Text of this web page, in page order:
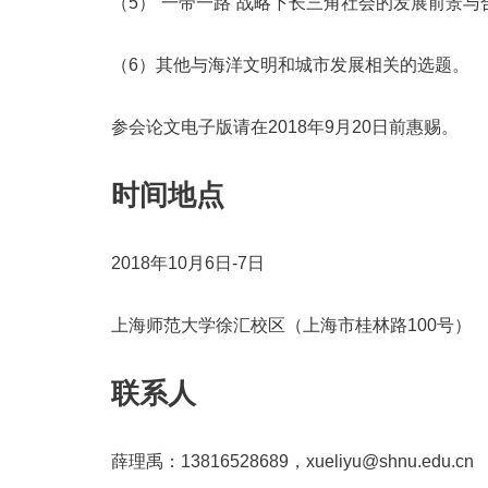
（6）其他与海洋文明和城市发展相关的选题。
参会论文电子版请在2018年9月 20日前惠赐。
时间地点
2018年10月6日-7日
上海师范大学徐汇校区（上海市桂林路100号）
联系人
薛理禹： 13816528689 ， xueliyu@shnu.edu.cn